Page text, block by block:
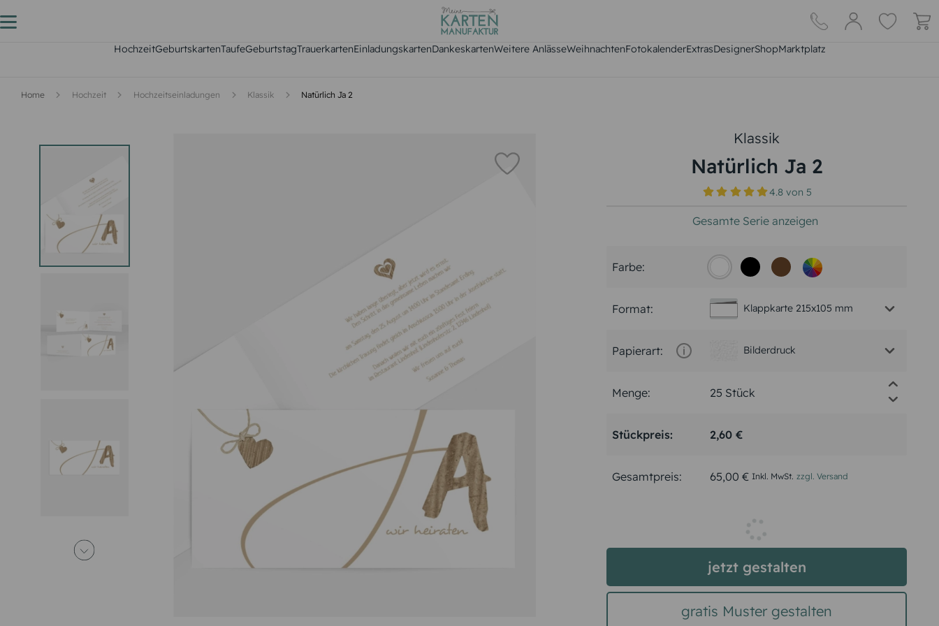
HochzeitGeburtskartenTaufeGeburtstagTrauerkartenEinladungskartenDankeskartenWeitere AnlässeWeihnachtenFotokalenderExtrasDesignerShopMarktplatz
Home Hochzeit Hochzeitseinladungen Klassik Natürlich Ja 2
Klassik
Natürlich Ja 2
4.8von 5
Gesamte Serie anzeigen
Farbe:
Format: Klappkarte 215x105 mm
Papierart: Bilderdruck
Menge:
Stückpreis: 2,60 €
Gesamtpreis: 65,00 € Inkl. MwSt. zzgl. Versand
jetzt gestalten
gratis Muster gestalten